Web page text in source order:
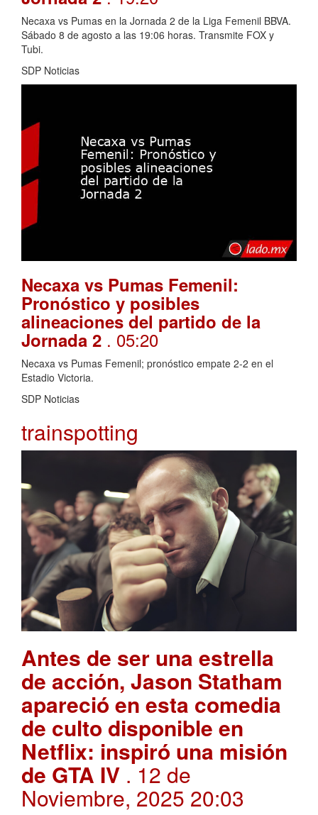
Necaxa vs Pumas en la Jornada 2 de la Liga Femenil BBVA.
Sábado 8 de agosto a las 19:06 horas. Transmite FOX y
Tubi.
SDP Noticias
Necaxa vs Pumas Femenil:
Pronóstico y posibles
alineaciones del partido de la
Jornada 2 . 05:20
Necaxa vs Pumas Femenil; pronóstico empate 2-2 en el
Estadio Victoria.
SDP Noticias
trainspotting
Antes de ser una estrella
de acción, Jason Statham
apareció en esta comedia
de culto disponible en
Netflix: inspiró una misión
de GTA IV . 12 de
Noviembre, 2025 20:03